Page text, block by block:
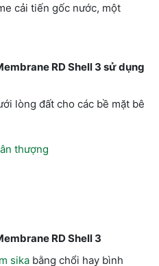
cải tiến gốc nước, một
RD Shell 3 sử dụng
lòng đất cho các bề mặt bê
thượng
RD Shell 3
sika bằng chổi hay bình